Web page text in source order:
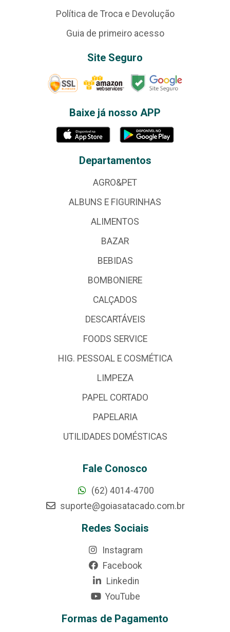
Política de Troca e Devolução
Guia de primeiro acesso
Site Seguro
Baixe já nosso APP
Departamentos
AGRO&PET
ALBUNS E FIGURINHAS
ALIMENTOS
BAZAR
BEBIDAS
BOMBONIERE
CALÇADOS
DESCARTÁVEIS
FOODS SERVICE
HIG. PESSOAL E COSMÉTICA
LIMPEZA
PAPEL CORTADO
PAPELARIA
UTILIDADES DOMÉSTICAS
Fale Conosco
(62) 4014-4700
suporte@goiasatacado.com.br
Redes Sociais
Instagram
Facebook
Linkedin
YouTube
Formas de Pagamento